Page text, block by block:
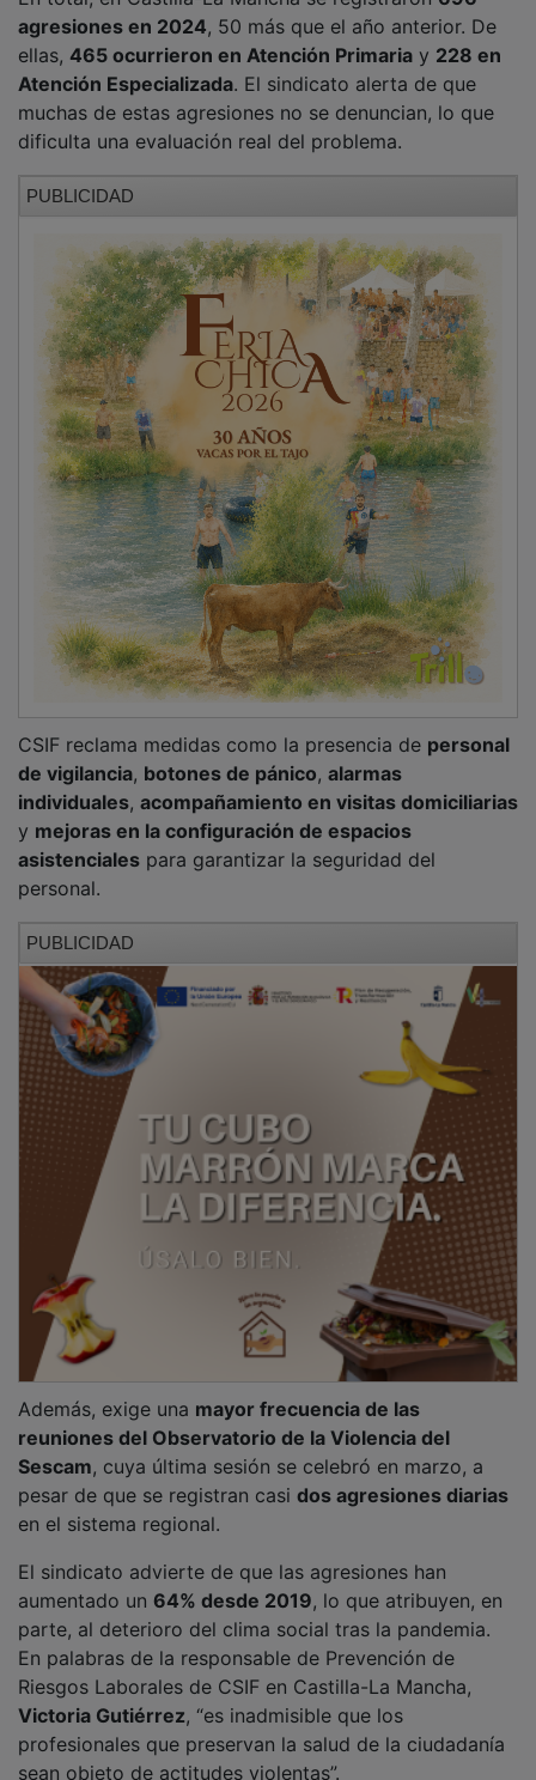
de vigilancia,botones de pánico, alarmas
individuales,acompañamiento en visitas domiciliarias
mejoras en la configuración de espacios
asistencialespara garantizar la seguridad del
personal.
PUBLICIDAD
Además, exige una
Sescam, cuya última sesión se celebró en marzo, a
pesar de que se registran casi
dos agresiones diarias
en el sistema regional.
El sindicato advierte de que las agresiones han
aumentado un
, lo que atribuyen, en
parte, al deterioro del clima social tras la pandemia.
En palabras de la responsable de Prevención de
Riesgos Laborales de CSIF en Castilla-La Mancha,
Victoria Gutiérrez , “es inadmisible que los
profesionales que preservan la salud de la ciudadanía
sean objeto de actitudes violentas”.
PUBLICIDAD
NOTICIAS RELACIONADAS